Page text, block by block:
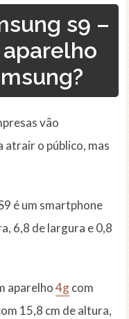
s9 –
vão
atrair o público, mas
é um smartphone
6,8 de largura e 0,8
aparelho4gcom
15,8 cm de altura,